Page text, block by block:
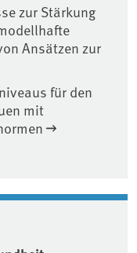
zur Stärkung
Ansätzen zur
für den
mit